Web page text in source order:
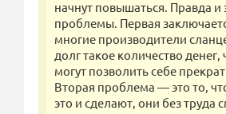
начнут повышаться. Правда и
проблемы. Первая
многие производители
долг такое количество денег,
могут позволить себе
Вторая проблема — это то,
это и сделают, они без труда